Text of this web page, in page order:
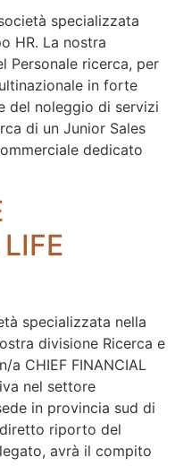
specializzata
HR. La nostra
Personale ricerca, per
in forte
del noleggio di servizi
di un Junior Sales
dedicato
specializzata nella
divisione Ricerca e
a CHIEF FINANCIAL
nel settore
in provincia sud di
riporto del
avrà il compito